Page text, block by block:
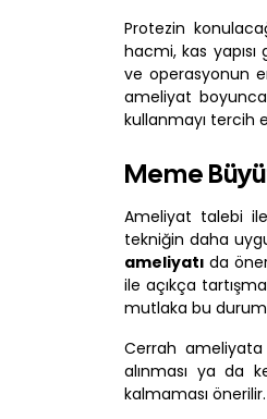
Protezin
hacmi, kas
ve operasyonun
ameliyat
kullanmayı tercih
Meme
Ameliyat talebi
tekniğin daha
ameliyatı da
ile açıkça
mutlaka bu
Cerrah ameliyata
alınması ya da
kalmaması önerilir.